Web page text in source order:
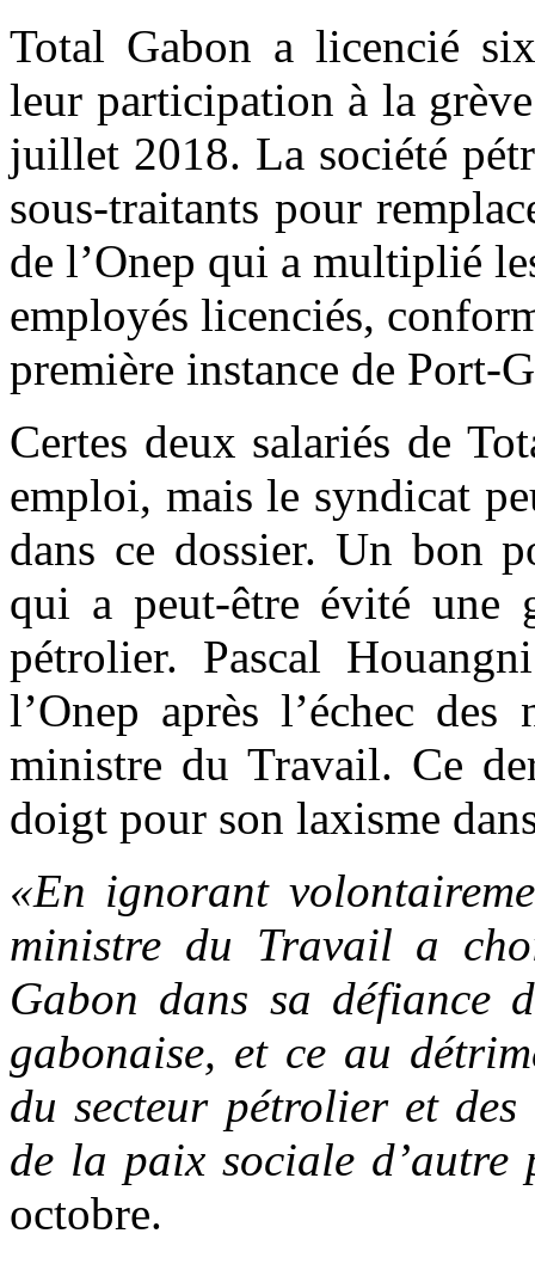
Total Gabon a licencié
leur participation à la
juillet 2018. La société
sous-traitants pour
de l’Onep qui a multiplié
employés licenciés,
première instance de Port-
Certes deux salariés de
emploi, mais le syndicat
dans ce dossier. Un bon
qui a peut-être évité une
pétrolier. Pascal
l’Onep après l’échec
ministre du Travail. Ce
doigt pour son laxisme
«En ignorant
ministre du Travail a
Gabon dans sa défiance
gabonaise, et ce au
du secteur pétrolier et des
de la paix sociale d’autre
octobre.